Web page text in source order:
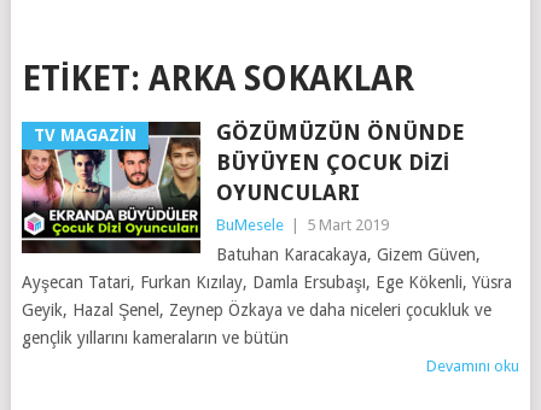
ETIKET: ARKA SOKAKLAR
TV MAGAZIN
GÖZÜMÜZÜN ÖNÜNDE
BÜYÜYEN ÇOCUK DIZI
OYUNCULARI
BuMesele 5 Mart 2019
Batuhan Karacakaya, Gizem Güven,
Ayşecan Tatari, Furkan Kızılay, Damla Ersubaşı, Ege Kökenli, Yüsra
Geyik, Hazal Şenel, Zeynep Özkaya ve daha niceleri çocukluk ve
gençlik yıllarını kameraların ve bütün
Devamını oku